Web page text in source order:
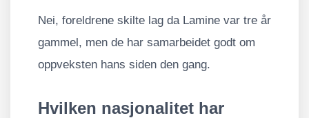
Nei, foreldrene skilte lag da Lamine var tre år
gammel, men de har samarbeidet godt om
oppveksten hans siden den gang.
Hvilken nasjonalitet har